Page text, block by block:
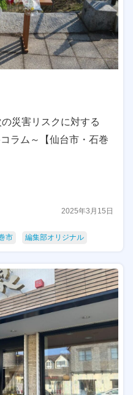
災害リスクに対する
ラム～【仙台市・石巻
2025年3月15日
市 編集部オリジナル